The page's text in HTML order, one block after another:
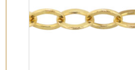
*e-mail